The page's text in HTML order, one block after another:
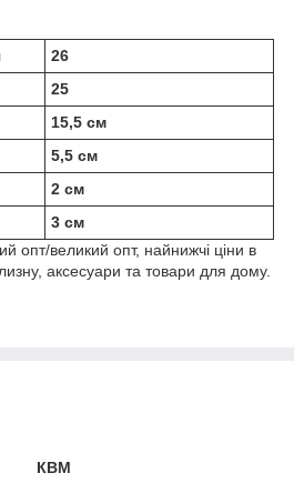
26
25
15,5 см
5,5 см
2 см
3 см
опт/великий опт, найнижчі ціни в
аксесуари та товари для дому.
КВМ